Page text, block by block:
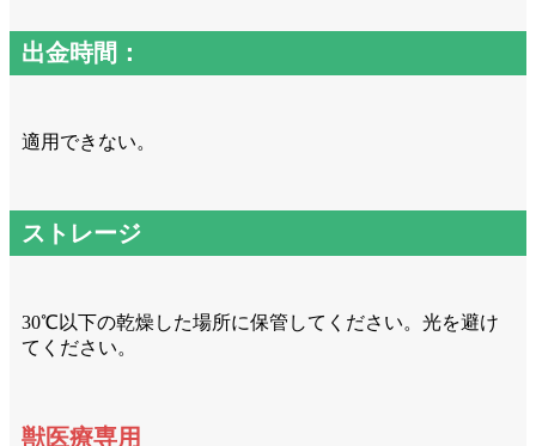
出金時間：
適用できない。
ストレージ
30℃以下の乾燥した場所に保管してください。光を避け
てください。
獣医療専用